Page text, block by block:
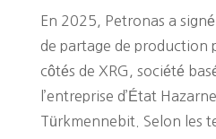
En 2025, Petronas a
de partage de production
côtés de XRG, société
l’entreprise d’État
Türkmennebit. Selon les